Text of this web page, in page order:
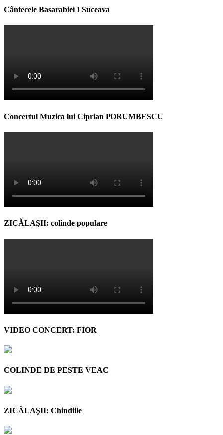
Cântecele Basarabiei I Suceava
Concertul Muzica lui Ciprian PORUMBESCU
ZICĂLAŞII: colinde populare
VIDEO CONCERT: FIOR
COLINDE DE PESTE VEAC
ZICĂLAŞII: Chindiile